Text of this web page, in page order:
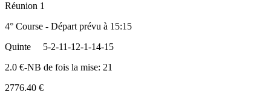
Réunion 1
4° Course - Départ prévu à 15:15
Quinte
5-2-11-12-1-14-15
2.0 €-NB de fois la mise: 21
2776.40 €